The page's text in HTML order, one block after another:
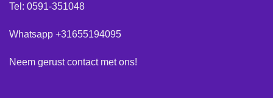
Tel: 0591-351048
Whatsapp +31655194095
Neem gerustcontactmet ons!